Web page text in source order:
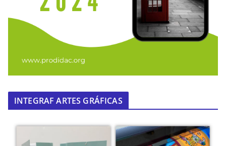
INTEGRAF ARTES GRÁFICAS